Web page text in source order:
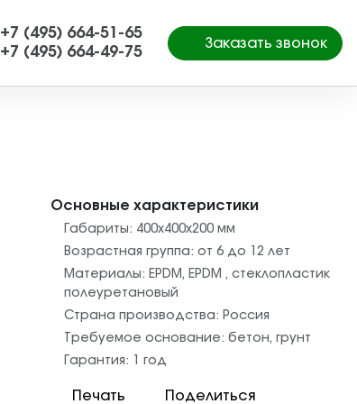
+7 (495) 664-51-65
+7 (495) 664-49-75
Заказать звонок
Основные характеристики
Габариты: 400х400х200 мм
Возрастная группа: от 6 до 12 лет
Материалы: EPDM, EPDM , стеклопластик
полеуретановый
Страна производства: Россия
Требуемое основание: бетон, грунт
Гарантия:
1 год
Печать Поделиться